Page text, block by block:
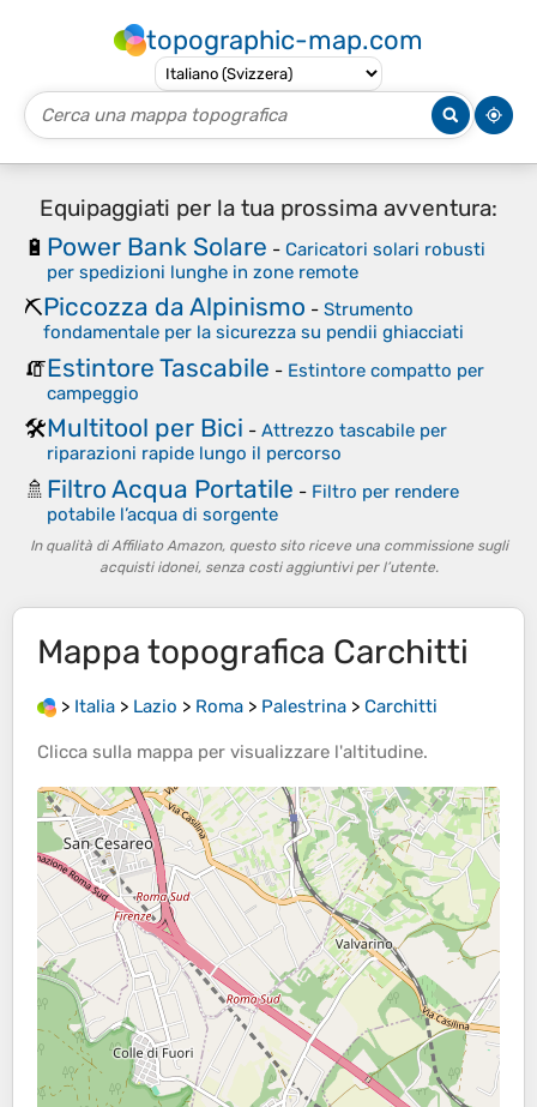
topographic-map.com
Equipaggiati per la tua prossima avventura:
🔋 Power Bank Solare - Caricatori solari robusti
per spedizioni lunghe in zone remote
⛏️Piccozza da Alpinismo - Strumento
fondamentale per la sicurezza su pendii ghiacciati
🧯Estintore Tascabile - Estintore compatto per
campeggio
🛠️Multitool per Bici - Attrezzo tascabile per
riparazioni rapide lungo il percorso
🚿 Filtro Acqua Portatile - Filtro per rendere
potabile l’acqua di sorgente
In qualità di Affiliato Amazon, questo sito riceve una commissione sugli
acquisti idonei, senza costi aggiuntivi per l’utente.
Mappa topografica Carchitti
> Italia > Lazio > Roma > Palestrina > Carchitti
Clicca sulla mappa per visualizzare l'altitudine.